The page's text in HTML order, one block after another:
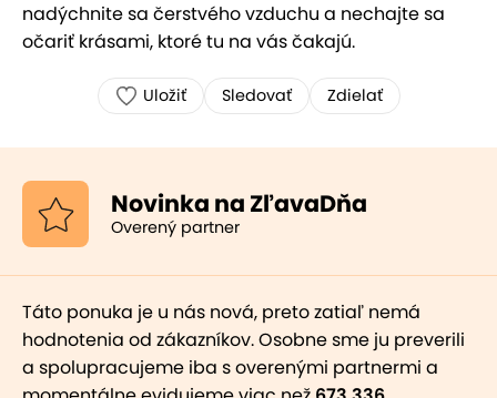
nadýchnite sa čerstvého vzduchu a nechajte sa
očariť krásami, ktoré tu na vás čakajú.
Uložiť Sledovať Zdielať
Novinka na ZľavaDňa
Overený partner
Táto ponuka je u nás nová, preto zatiaľ nemá
hodnotenia od zákazníkov. Osobne sme ju preverili
a spolupracujeme iba s overenými partnermi a